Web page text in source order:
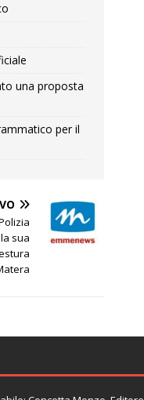
una proposta
per il
sua